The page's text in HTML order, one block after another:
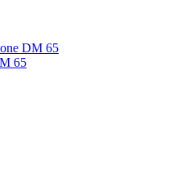
DM 65
65